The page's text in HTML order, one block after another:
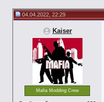
04.04.2022, 22:29
Kaiser
Mafia Modding Crew